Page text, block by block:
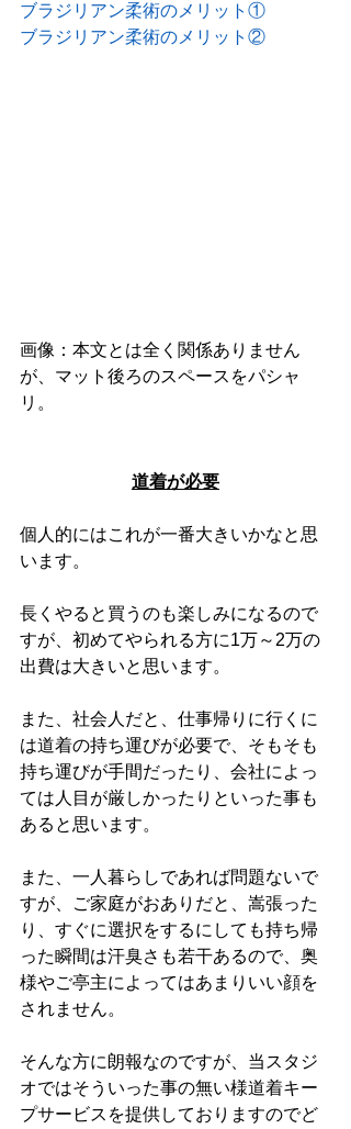
ブラジリアン柔術のメリット①
ブラジリアン柔術のメリット②
画像：本文とは全く関係ありません
が、マット後ろのスペースをパシャ
リ。
道着が必要
個人的にはこれが一番大きいかなと思
います。
長くやると買うのも楽しみになるので
すが、初めてやられる方に1万～2万の
出費は大きいと思います。
また、社会人だと、仕事帰りに行くに
は道着の持ち運びが必要で、そもそも
持ち運びが手間だったり、会社によっ
ては人目が厳しかったりといった事も
あると思います。
また、一人暮らしであれば問題ないで
すが、ご家庭がおありだと、嵩張った
り、すぐに選択をするにしても持ち帰
った瞬間は汗臭さも若干あるので、奥
様やご亭主によってはあまりいい顔を
されません。
そんな方に朗報なのですが、当スタジ
オではそういった事の無い様道着キー
プサービスを提供しておりますのでど